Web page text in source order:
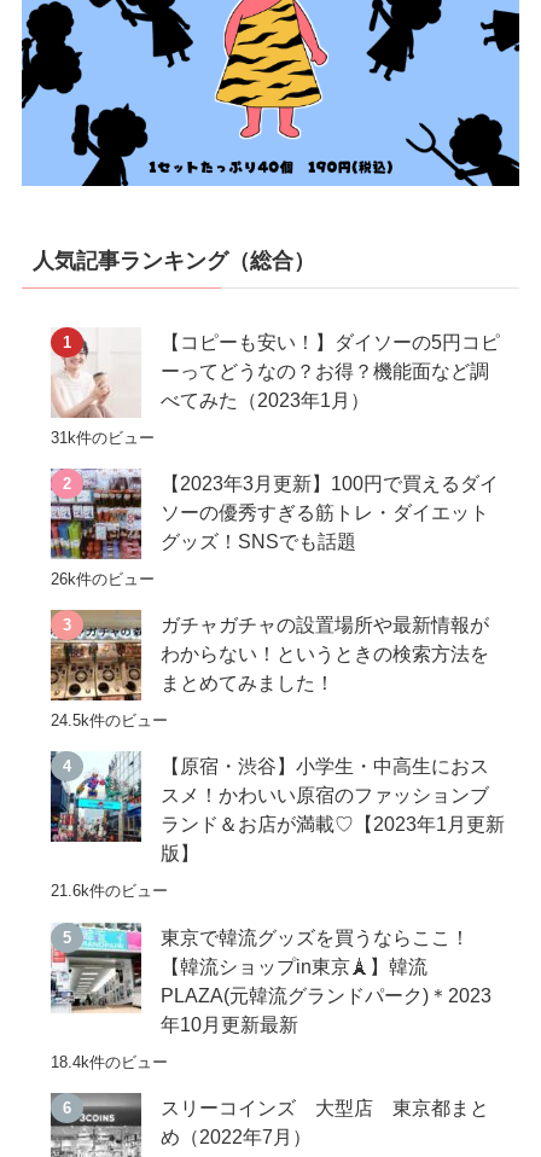
人気記事ランキング（総合）
【コピーも安い！】ダイソーの5円コピ
ーってどうなの？お得？機能面など調
べてみた（2023年1月）
31k件のビュー
【2023年3月更新】100円で買えるダイ
ソーの優秀すぎる筋トレ・ダイエット
グッズ！SNSでも話題
26k件のビュー
ガチャガチャの設置場所や最新情報が
わからない！というときの検索方法を
まとめてみました！
24.5k件のビュー
【原宿・渋谷】小学生・中高生におス
スメ！かわいい原宿のファッションブ
ランド＆お店が満載♡【2023年1月更新
版】
21.6k件のビュー
東京で韓流グッズを買うならここ！
【韓流ショップin東京🗼】韓流
PLAZA(元韓流グランドパーク)＊2023
年10月更新最新
18.4k件のビュー
スリーコインズ 大型店 東京都まと
め（2022年7月）